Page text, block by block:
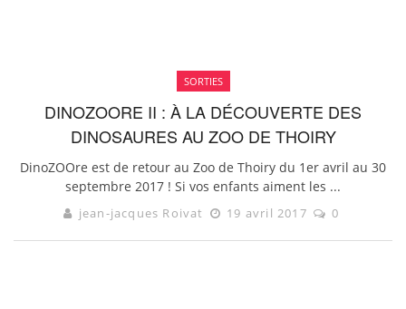
SORTIES
DINOZOORE II : À LA DÉCOUVERTE DES
DINOSAURES AU ZOO DE THOIRY
DinoZOOre est de retour au Zoo de Thoiry du 1er avril au 30
septembre 2017 ! Si vos enfants aiment les ...
jean-jacques Roivat 19 avril 2017 0